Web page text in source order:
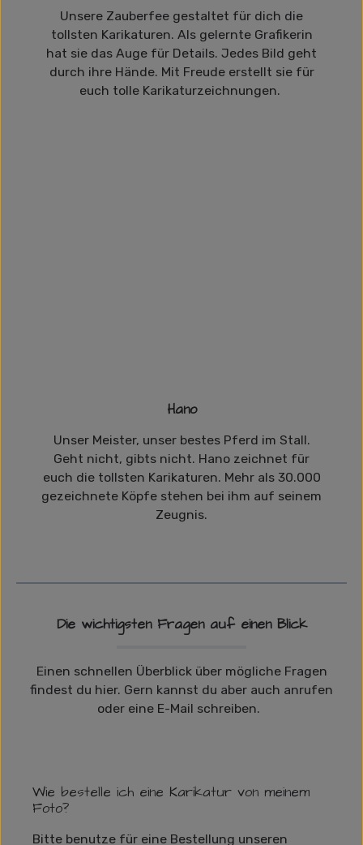
Unsere Zauberfee gestaltet für dich die
tollsten Karikaturen. Als gelernte Grafikerin
hat sie das Auge für Details. Jedes Bild geht
durch ihre Hände. Mit Freude erstellt sie für
euch tolle Karikaturzeichnungen.
Hano
Unser Meister, unser bestes Pferd im Stall.
Geht nicht, gibts nicht. Hano zeichnet für
euch die tollsten Karikaturen. Mehr als 30.000
gezeichnete Köpfe stehen bei ihm auf seinem
Zeugnis.
Die wichtigsten Fragen auf einen Blick
Einen schnellen Überblick über mögliche Fragen
findest du hier. Gern kannst du aber auch anrufen
oder eine E-Mail schreiben.
Wie bestelle ich eine Karikatur von meinem
Foto?
Bitte benutze für eine Bestellung unseren